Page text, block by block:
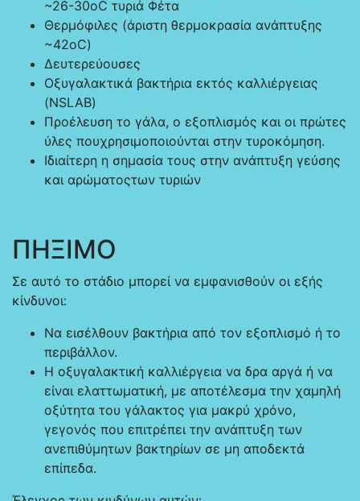
~26-30οC τυριά Φέτα
Θερμόφιλες (άριστη θερμοκρασία ανάπτυξης
~42οC)
Δευτερεύουσες
Οξυγαλακτικά βακτήρια εκτός καλλιέργειας
(NSLAB)
Προέλευση το γάλα, ο εξοπλισμός και οι πρώτες
ύλες πουχρησιμοποιούνται στην τυροκόμηση.
Ιδιαίτερη η σημασία τους στην ανάπτυξη γεύσης
και αρώματοςτων τυριών
ΠΗΞΙΜΟ
Σε αυτό το στάδιο μπορεί να εμφανισθούν οι εξής
κίνδυνοι:
Να εισέλθουν βακτήρια από τον εξοπλισμό ή το
περιβάλλον.
Η οξυγαλακτική καλλιέργεια να δρα αργά ή να
είναι ελαττωματική, με αποτέλεσμα την χαμηλή
οξύτητα του γάλακτος για μακρύ χρόνο,
γεγονός που επιτρέπει την ανάπτυξη των
ανεπιθύμητων βακτηρίων σε μη αποδεκτά
επίπεδα.